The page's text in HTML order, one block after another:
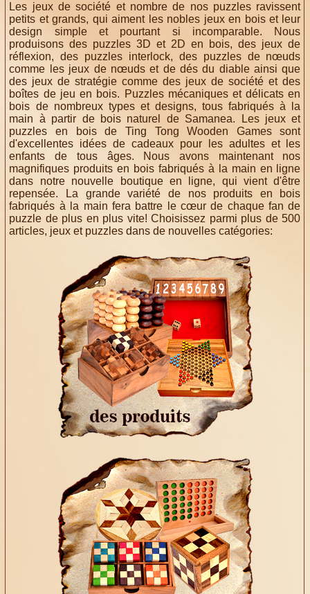
Les jeux de société et nombre de nos puzzles ravissent
petits et grands, qui aiment les nobles jeux en bois et leur
design simple et pourtant si incomparable. Nous
produisons des puzzles 3D et 2D en bois, des jeux de
réflexion, des puzzles interlock, des puzzles de nœuds
comme les jeux de nœuds et de dés du diable ainsi que
des jeux de stratégie comme des jeux de société et des
boîtes de jeu en bois. Puzzles mécaniques et délicats en
bois de nombreux types et designs, tous fabriqués à la
main à partir de bois naturel de Samanea. Les jeux et
puzzles en bois de Ting Tong Wooden Games sont
d'excellentes idées de cadeaux pour les adultes et les
enfants de tous âges. Nous avons maintenant nos
magnifiques produits en bois fabriqués à la main en ligne
dans notre nouvelle boutique en ligne, qui vient d'être
repensée. La grande variété de nos produits en bois
fabriqués à la main fera battre le cœur de chaque fan de
puzzle de plus en plus vite! Choisissez parmi plus de 500
articles, jeux et puzzles dans de nouvelles catégories: